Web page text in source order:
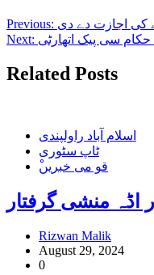
Previous: کی اجازت دے دی
Next:
Related Posts
اسلام آباد راولپندی
ٹاپ سٹوری
ْقو می خبریں
منشی گرفتار
Rizwan Malik
August 29, 2024
0